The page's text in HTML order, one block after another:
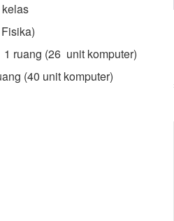
ruang (26 unit komputer)
(40 unit komputer)